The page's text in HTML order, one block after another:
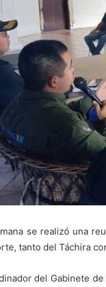
se realizó una
tanto del Táchira
del Gabinete